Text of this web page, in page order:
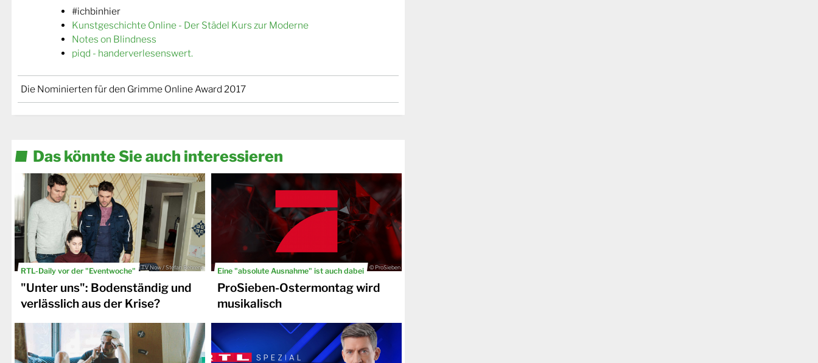
#ichbinhier
Kunstgeschichte Online - Der Städel Kurs zur Moderne
Notes on Blindness
piqd - handerverlesenswert.
Die Nominierten für den Grimme Online Award 2017
Das könnte Sie auch interessieren
RTL-Daily vor der "Eventwoche" © TV Now / Stefan Behrens
"Unter uns": Bodenständig und
verlässlich aus der Krise?
Eine "absolute Ausnahme" ist auch dabei © ProSieben
ProSieben-Ostermontag wird
musikalisch